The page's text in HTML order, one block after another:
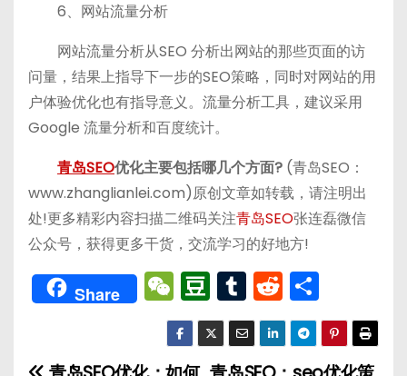
6、网站流量分析
网站流量分析从SEO 分析出网站的那些页面的访
问量，结果上指导下一步的SEO策略，同时对网站的用
户体验优化也有指导意义。流量分析工具，建议采用
Google 流量分析和百度统计。
青岛SEO优化主要包括哪几个方面? (青岛SEO：
www.zhanglianlei.com)原创文章如转载，请注明出
处!更多精彩内容扫描二维码关注青岛SEO张连磊微信
公众号，获得更多干货，交流学习的好地方!
Share W
e
C
D
o
u
T
u
m
R
e
d
享